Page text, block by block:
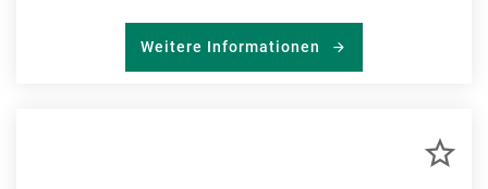
Weitere Informationen